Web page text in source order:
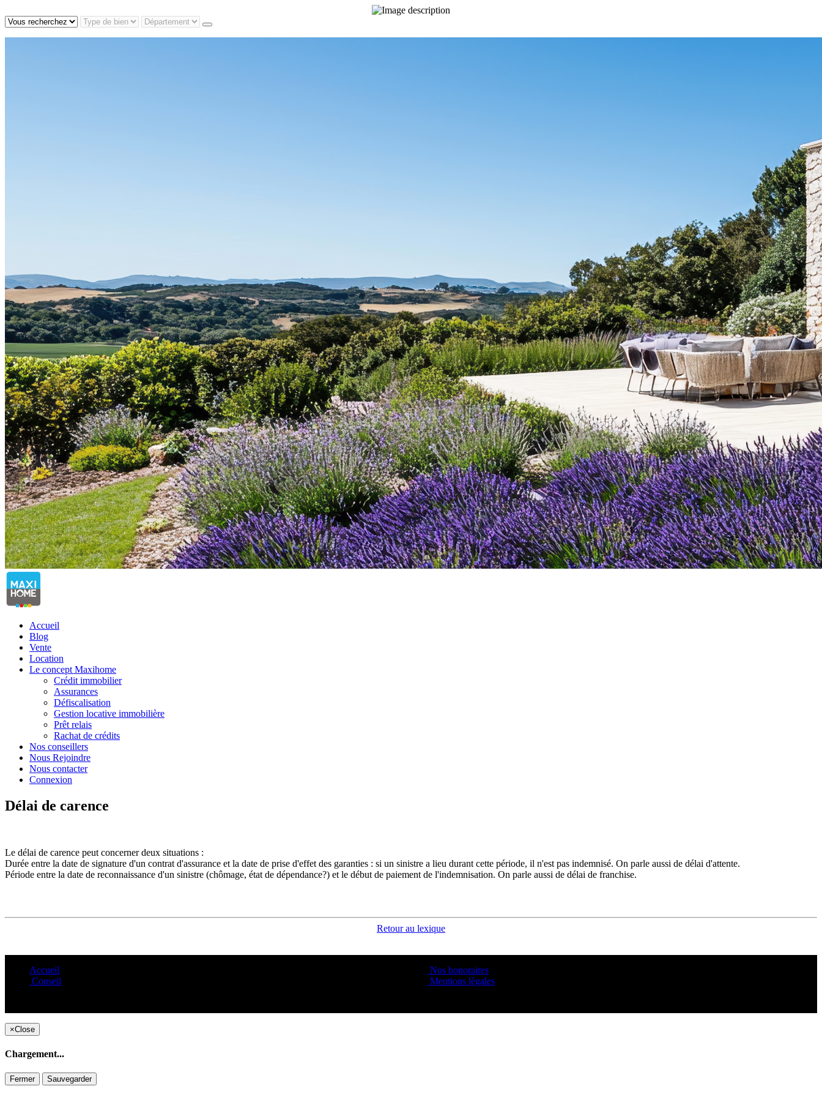
Accueil
Blog
Vente
Location
Le concept Maxihome
Crédit immobilier
Assurances
Défiscalisation
Gestion locative immobilière
Prêt relais
Rachat de crédits
Nos conseillers
Nous Rejoindre
Nous contacter
Connexion
Délai de carence
Le délai de carence peut concerner deux situations :
Durée entre la date de signature d'un contrat d'assurance et la date de prise d'effet des garanties : si un sinistre a lieu durant cette période, il n'est pas indemnisé. On parle aussi de délai d'attente.
Période entre la date de reconnaissance d'un sinistre (chômage, état de dépendance?) et le début de paiement de l'indemnisation. On parle aussi de délai de franchise.
Retour au lexique
Accueil
Conseil
Nos honoraires
Mentions légales
×Close
Chargement...
Fermer Sauvegarder